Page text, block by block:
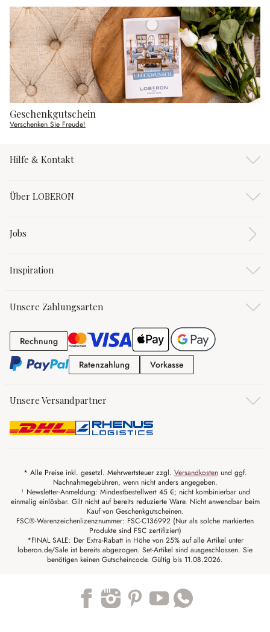
Geschenkgutschein
Verschenken Sie Freude!
Hilfe & Kontakt
Über LOBERON
Jobs
Inspiration
Unsere Zahlungsarten
RechnungRechnung
RatenzahlungRatenzahlung
Vorkasse
Unsere Versandpartner
* Alle Preise inkl. gesetzl. Mehrwertsteuer zzgl. Versandkostenund ggf.
Nachnahmegebühren, wenn nicht anders angegeben.
¹ Newsletter-Anmeldung: Mindestbestellwert 45 €; nicht kombinierbar und
einmalig einlösbar. Gilt nicht auf bereits reduzierte Ware. Nicht anwendbar beim
Kauf von Geschenkgutscheinen.
FSC®-Warenzeichenlizenznummer: FSC-C136992 (Nur als solche markierten
Produkte sind FSC zertifiziert)
*FINAL SALE: Der Extra-Rabatt in Höhe von 25% auf alle Artikel unter
loberon.de/Sale ist bereits abgezogen. Set-Artikel sind ausgeschlossen. Sie
benötigen keinen Gutscheincode. Gültig bis 11.08.2026.